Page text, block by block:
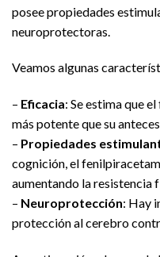
posee propiedades
neuroprotectoras.
Veamos algunas
– Eficacia: Se estima que
más potente que su
– Propiedades
cognición, el
aumentando la resistencia
– Neuroprotección: Hay
protección al cerebro